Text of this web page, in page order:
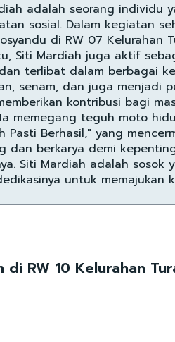
adalah seorang individu
sosial. Dalam kegiatan
di RW 07 Kelurahan
Siti Mardiah juga aktif
terlibat dalam berbagai
senam, dan juga menjadi
kontribusi bagi
memegang teguh moto
Pasti Berhasil," yang
dan berkarya demi
Siti Mardiah adalah
untuk memajukan
di RW 10 Kelurahan